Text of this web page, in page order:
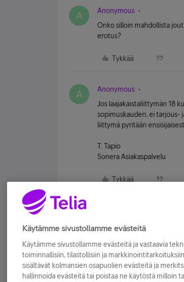
A Anonymous
Onko silloin mahdollista
erotus?
Tykkää
A Anonymous
Jos laajakaistaliittymän 18
sopimuskauden, ei tarjous-
liittymä pyritään
T. Tapio
Sonera Asiakaspalvelu
Tykkää
Käytämme sivustollamme evästeitä
Käytämme sivustollamme evästeitä ja vastaavia
toiminnallisiin, tilastollisiin ja
sisältävät kolmansien osapuolien evästeitä ja
hallinnoida evästeitä tai poistaa ne käytöstä milloin